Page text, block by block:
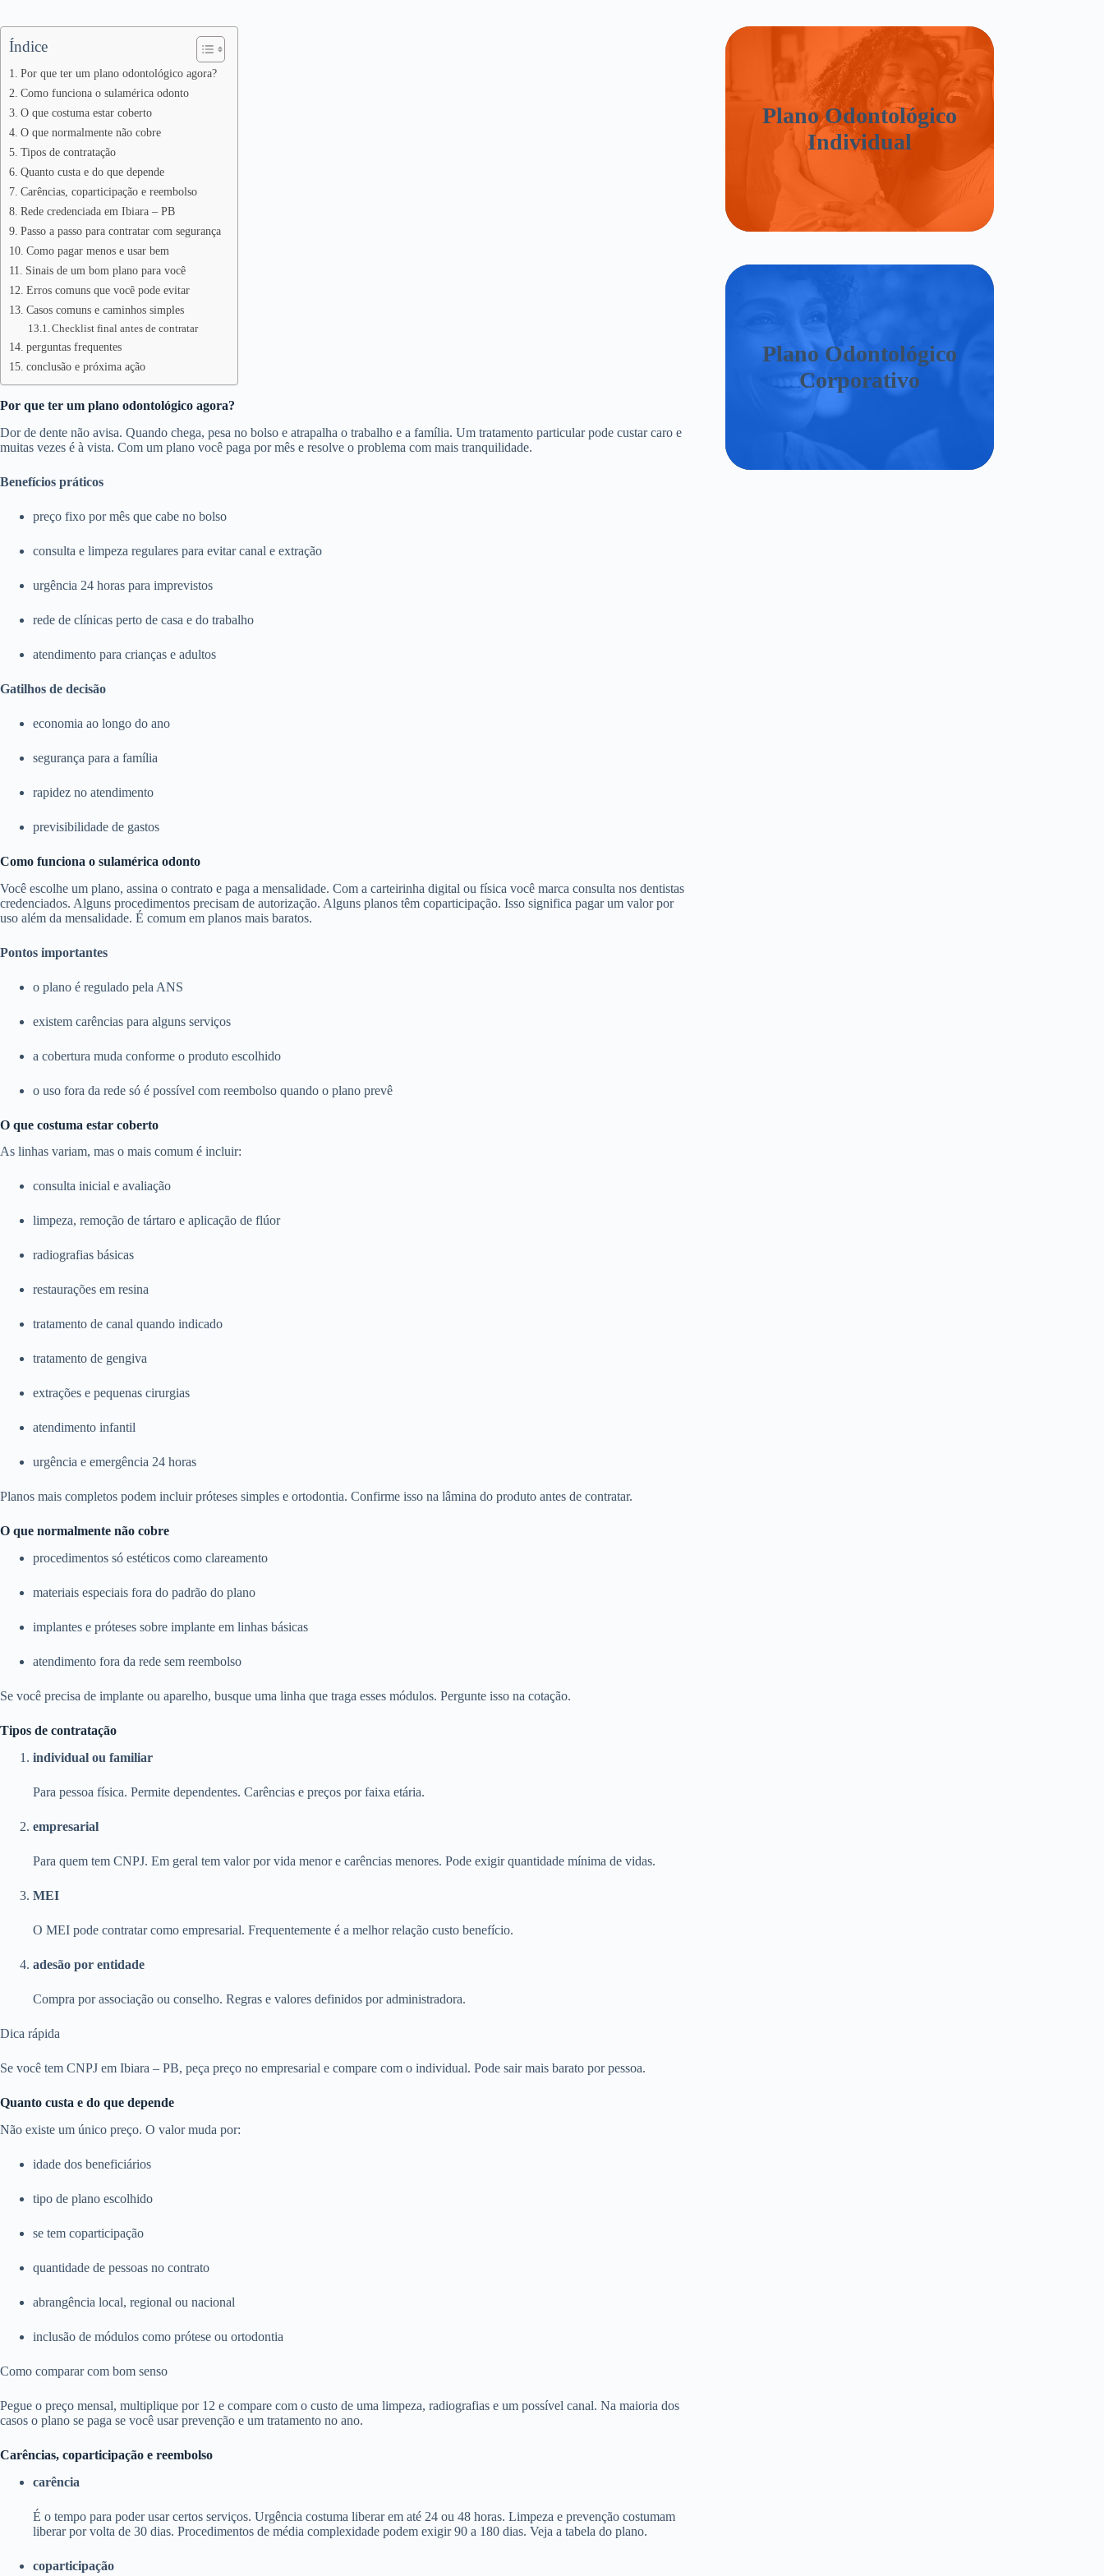
Índice
Por que ter um plano odontológico agora?
Como funciona o sulamérica odonto
O que costuma estar coberto
O que normalmente não cobre
Tipos de contratação
Quanto custa e do que depende
Carências, coparticipação e reembolso
Rede credenciada em Ibiara – PB
Passo a passo para contratar com segurança
Como pagar menos e usar bem
Sinais de um bom plano para você
Erros comuns que você pode evitar
Casos comuns e caminhos simples
Checklist final antes de contratar
perguntas frequentes
conclusão e próxima ação
Por que ter um plano odontológico agora?
Dor de dente não avisa. Quando chega, pesa no bolso e atrapalha o trabalho e a família. Um tratamento particular pode custar caro e
muitas vezes é à vista. Com um plano você paga por mês e resolve o problema com mais tranquilidade.
Benefícios práticos
preço fixo por mês que cabe no bolso
consulta e limpeza regulares para evitar canal e extração
urgência 24 horas para imprevistos
rede de clínicas perto de casa e do trabalho
atendimento para crianças e adultos
Gatilhos de decisão
economia ao longo do ano
segurança para a família
rapidez no atendimento
previsibilidade de gastos
Como funciona o sulamérica odonto
Você escolhe um plano, assina o contrato e paga a mensalidade. Com a carteirinha digital ou física você marca consulta nos dentistas
credenciados. Alguns procedimentos precisam de autorização. Alguns planos têm coparticipação. Isso significa pagar um valor por
uso além da mensalidade. É comum em planos mais baratos.
Pontos importantes
o plano é regulado pela ANS
existem carências para alguns serviços
a cobertura muda conforme o produto escolhido
o uso fora da rede só é possível com reembolso quando o plano prevê
O que costuma estar coberto
As linhas variam, mas o mais comum é incluir:
consulta inicial e avaliação
limpeza, remoção de tártaro e aplicação de flúor
radiografias básicas
restaurações em resina
tratamento de canal quando indicado
tratamento de gengiva
extrações e pequenas cirurgias
atendimento infantil
urgência e emergência 24 horas
Planos mais completos podem incluir próteses simples e ortodontia. Confirme isso na lâmina do produto antes de contratar.
O que normalmente não cobre
procedimentos só estéticos como clareamento
materiais especiais fora do padrão do plano
implantes e próteses sobre implante em linhas básicas
atendimento fora da rede sem reembolso
Se você precisa de implante ou aparelho, busque uma linha que traga esses módulos. Pergunte isso na cotação.
Tipos de contratação
individual ou familiar
Para pessoa física. Permite dependentes. Carências e preços por faixa etária.
empresarial
Para quem tem CNPJ. Em geral tem valor por vida menor e carências menores. Pode exigir quantidade mínima de vidas.
MEI
O MEI pode contratar como empresarial. Frequentemente é a melhor relação custo benefício.
adesão por entidade
Compra por associação ou conselho. Regras e valores definidos por administradora.
Dica rápida
Se você tem CNPJ em Ibiara – PB, peça preço no empresarial e compare com o individual. Pode sair mais barato por pessoa.
Quanto custa e do que depende
Não existe um único preço. O valor muda por:
idade dos beneficiários
tipo de plano escolhido
se tem coparticipação
quantidade de pessoas no contrato
abrangência local, regional ou nacional
inclusão de módulos como prótese ou ortodontia
Como comparar com bom senso
Pegue o preço mensal, multiplique por 12 e compare com o custo de uma limpeza, radiografias e um possível canal. Na maioria dos
casos o plano se paga se você usar prevenção e um tratamento no ano.
Carências, coparticipação e reembolso
carência
É o tempo para poder usar certos serviços. Urgência costuma liberar em até 24 ou 48 horas. Limpeza e prevenção costumam
liberar por volta de 30 dias. Procedimentos de média complexidade podem exigir 90 a 180 dias. Veja a tabela do plano.
coparticipação
Plano Odontológico
Individual
Plano Odontológico
Corporativo